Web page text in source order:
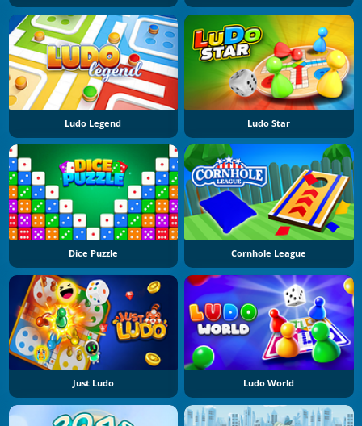
Ludo Legend Ludo Star
Dice Puzzle Cornhole League
Just Ludo Ludo World